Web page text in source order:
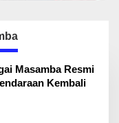
Masamba Resmi
Kembali